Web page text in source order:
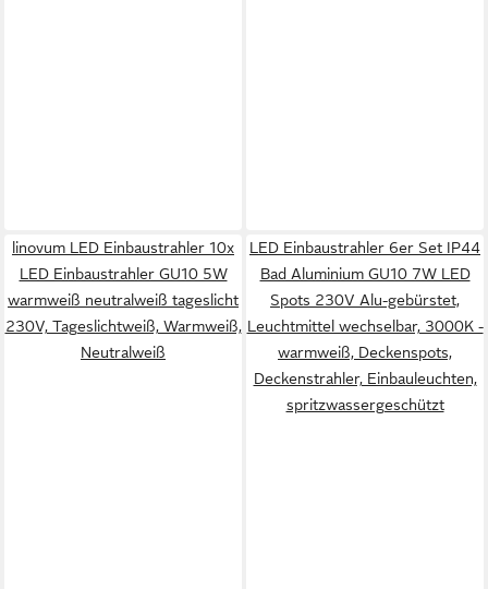
linovum LED Einbaustrahler 10x
LED Einbaustrahler GU10 5W
warmweiß neutralweiß tageslicht
230V, Tageslichtweiß, Warmweiß,
Neutralweiß
LED Einbaustrahler 6er Set IP44
Bad Aluminium GU10 7W LED
Spots 230V Alu-gebürstet,
Leuchtmittel wechselbar, 3000K -
warmweiß, Deckenspots,
Deckenstrahler, Einbauleuchten,
spritzwassergeschützt